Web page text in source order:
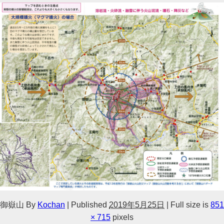
御嶽山 By Kochan Published 2019年5月25日 Full size is 851
× 715 pixels